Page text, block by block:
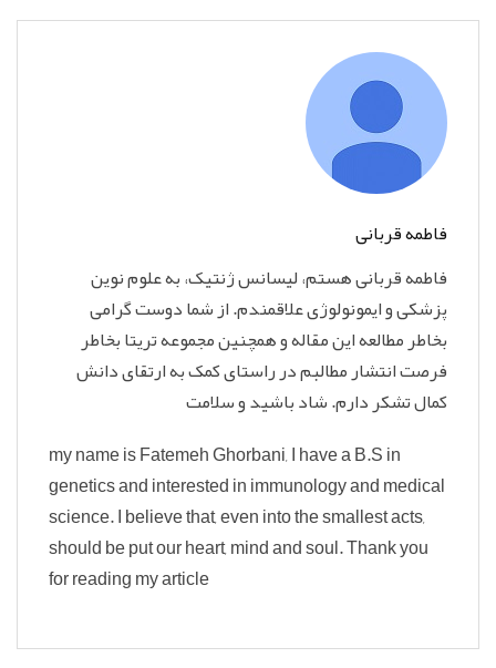
فاطمه قربانی
فاطمه قربانی هستم، لیسانس ژنتیک، به علوم نوین
پزشکی و ایمونولوژی علاقمندم. از شما دوست گرامی
بخاطر مطالعه این مقاله و همچنین مجموعه تریتا بخاطر
فرصت انتشار مطالبم در راستای کمک به ارتقای دانش
کمال تشکر دارم. شاد باشید و سلامت
my name is Fatemeh Ghorbani, I have a B.S in
genetics and interested in immunology and medical
science. I believe that, even into the smallest acts,
should be put our heart, mind and soul. Thank you
for reading my article